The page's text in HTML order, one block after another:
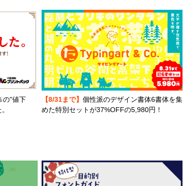
の"値下
【8/31まで】 個性派のデザイン書体6書体を集
めた特別セットが37%OFFの5,980円！